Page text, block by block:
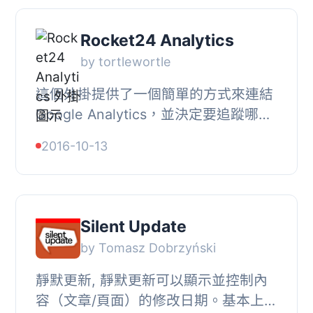
Rocket24 Analytics
by tortlewortle
這個外掛提供了一個簡單的方式來連結
Google Analytics，並決定要追蹤哪些
本月和上個月的統計數據。
2016-10-13
Silent Update
by Tomasz Dobrzyński
靜默更新, 靜默更新可以顯示並控制內
容（文章/頁面）的修改日期。基本上，